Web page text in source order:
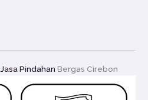
Jasa Pindahan Bergas Cirebon